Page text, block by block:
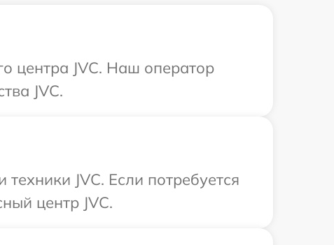
центра JVC. Наш оператор
JVC.
JVC. Если потребуется
центр JVC.